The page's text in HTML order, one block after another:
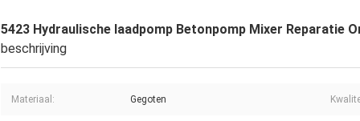
5423 Hydraulische laadpomp Betonpomp Mixer Reparatie
beschrijving
Materiaal: Gegoten